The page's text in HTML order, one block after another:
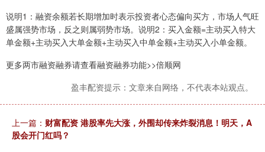
说明1：融资余额若长期增加时表示投资者心态偏向买方，市场人气旺
盛属强势市场，反之则属弱势市场。说明2：买入金额=主动买入特大
单金额+主动买入大单金额+主动买入中单金额+主动买入小单金额。
更多两市融资融券请查看融资融券功能>>倍顺网
盈丰配资提示：文章来自网络，不代表本站观点。
上一篇： 财富配资 港股率先大涨，外围却传来炸裂消息！明天，A
股会开门红吗？